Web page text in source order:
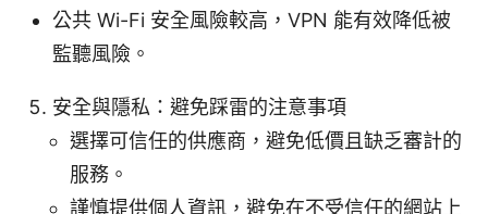
公共 Wi-Fi 安全風險較高，VPN 能有效降低被
監聽風險。
安全與隱私：避免踩雷的注意事項
選擇可信任的供應商，避免低價且缺乏審計的
服務。
謹慎提供個人資訊，避免在不受信任的網站上